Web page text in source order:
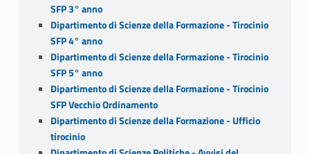
SFP 3° anno
Dipartimento di Scienze della Formazione - Tirocinio
SFP 4° anno
Dipartimento di Scienze della Formazione - Tirocinio
SFP 5° anno
Dipartimento di Scienze della Formazione - Tirocinio
SFP Vecchio Ordinamento
Dipartimento di Scienze della Formazione - Ufficio
tirocinio